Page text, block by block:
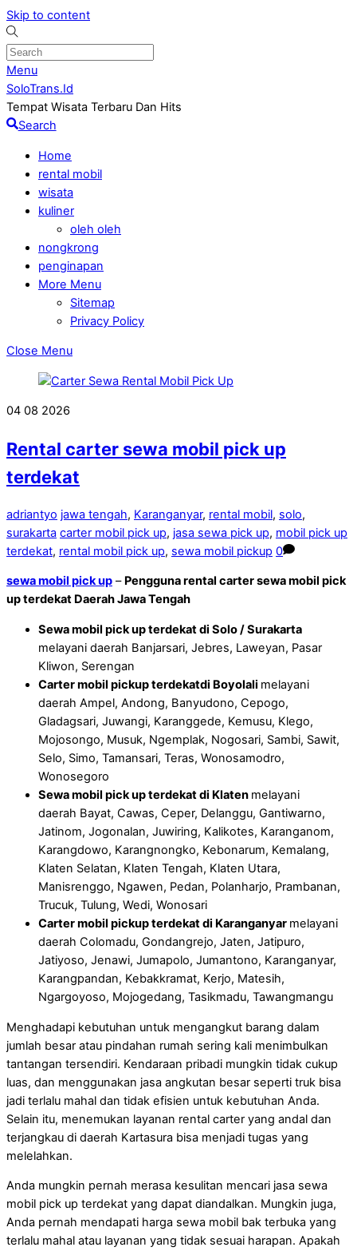
Skip to content
Menu
SoloTrans.Id
Tempat Wisata Terbaru Dan Hits
Search
Home
rental mobil
wisata
kuliner
oleh oleh
nongkrong
penginapan
More Menu
Sitemap
Privacy Policy
Close Menu
04 08 2026
Rental carter sewa mobil pick up
terdekat
adriantyo jawa tengah, Karanganyar, rental mobil, solo,
surakarta carter mobil pick up, jasa sewa pick up, mobil pick up
terdekat, rental mobil pick up, sewa mobil pickup 0
sewa mobil pick up – Pengguna rental carter sewa mobil pick
upterdekat Daerah Jawa Tengah
Sewa mobil pick up terdekat di Solo / Surakarta
melayani daerah Banjarsari, Jebres, Laweyan, Pasar
Kliwon, Serengan
Carter mobil pickup terdekatdi Boyolali melayani
daerah Ampel, Andong, Banyudono, Cepogo,
Gladagsari, Juwangi, Karanggede, Kemusu, Klego,
Mojosongo, Musuk, Ngemplak, Nogosari, Sambi, Sawit,
Selo, Simo, Tamansari, Teras, Wonosamodro,
Wonosegoro
Sewa mobil pick up terdekat di Klaten melayani
daerah Bayat, Cawas, Ceper, Delanggu, Gantiwarno,
Jatinom, Jogonalan, Juwiring, Kalikotes, Karanganom,
Karangdowo, Karangnongko, Kebonarum, Kemalang,
Klaten Selatan, Klaten Tengah, Klaten Utara,
Manisrenggo, Ngawen, Pedan, Polanharjo, Prambanan,
Trucuk, Tulung, Wedi, Wonosari
Carter mobil pickup terdekat di Karanganyar melayani
daerah Colomadu, Gondangrejo, Jaten, Jatipuro,
Jatiyoso, Jenawi, Jumapolo, Jumantono, Karanganyar,
Karangpandan, Kebakkramat, Kerjo, Matesih,
Ngargoyoso, Mojogedang, Tasikmadu, Tawangmangu
Menghadapi kebutuhan untuk mengangkut barang dalam
jumlah besar atau pindahan rumah sering kali menimbulkan
tantangan tersendiri. Kendaraan pribadi mungkin tidak cukup
luas, dan menggunakan jasa angkutan besar seperti truk bisa
jadi terlalu mahal dan tidak efisien untuk kebutuhan Anda.
Selain itu, menemukan layanan rental carter yang andal dan
terjangkau di daerah Kartasura bisa menjadi tugas yang
melelahkan.
Anda mungkin pernah merasa kesulitan mencari jasa sewa
mobil pick up terdekat yang dapat diandalkan. Mungkin juga,
Anda pernah mendapati harga sewa mobil bak terbuka yang
terlalu mahal atau layanan yang tidak sesuai harapan. Apakah